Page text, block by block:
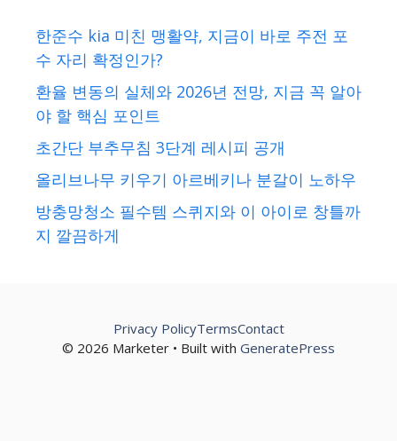
한준수 kia 미친 맹활약, 지금이 바로 주전 포
수 자리 확정인가?
환율 변동의 실체와 2026년 전망, 지금 꼭 알아
야 할 핵심 포인트
초간단 부추무침 3단계 레시피 공개
올리브나무 키우기 아르베키나 분갈이 노하우
방충망청소 필수템 스퀴지와 이 아이로 창틀까
지 깔끔하게
© 2026 Marketer • Built with GeneratePress
Privacy PolicyTermsContact